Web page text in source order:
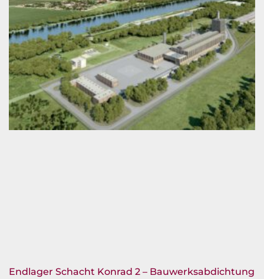
Endlager Schacht Konrad 2 – Bauwerksabdichtung